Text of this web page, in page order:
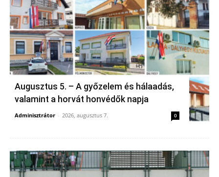
Augusztus 5. – A győzelem és hálaadás,
valamint a horvát honvédők napja
Adminisztrátor - 2026, augusztus 7. 0